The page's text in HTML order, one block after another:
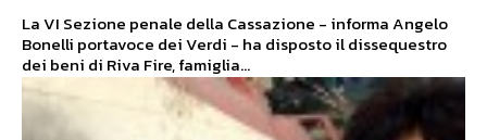
La VI Sezione penale della Cassazione - informa Angelo
Bonelli portavoce dei Verdi - ha disposto il dissequestro
dei beni di Riva Fire, famiglia...